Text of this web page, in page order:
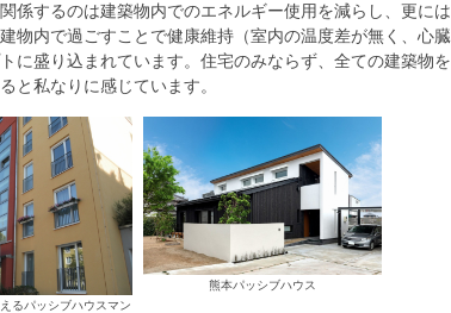
係するのは建築物内でのエネルギー使用を減らし、更には
物内で過ごすことで健康維持（室内の温度差が無く、心臓
に盛り込まれています。住宅のみならず、全ての建築物を
と私なりに感じています。
るパッシブハウスマン
熊本パッシブハウス